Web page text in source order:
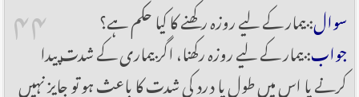
۴۴ سوال: بیمار کے لیے روزہ رکھنے کا کیا حکم ہے؟
جواب: بیمار کے لیے روزہ رکھنا، اگر بیماری کے شدت پیدا
کرنے یا اس میں طول یا درد کی شدت کا باعث ہو تو جایز نہیں